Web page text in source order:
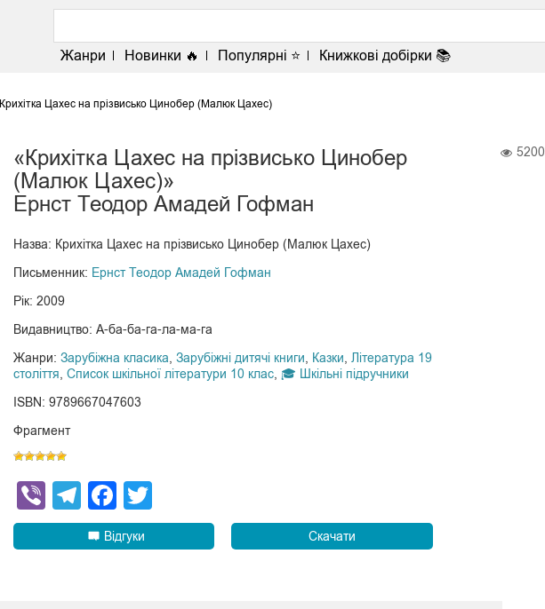
Жанри Новинки 🔥 Популярні ⭐ Книжкові добірки 📚
<
Крихітка Цахес на прізвисько Цинобер (Малюк Цахес)
«Крихітка Цахес на прізвисько Цинобер
(Малюк Цахес)»
Ернст Теодор Амадей Гофман
Назва: Крихітка Цахес на прізвисько Цинобер (Малюк Цахес)
Письменник: Ернст Теодор Амадей Гофман
Рік: 2009
Видавництво: А-ба-ба-га-ла-ма-га
Жанри: Зарубіжна класика Зарубіжні дитячі книги Казки
Література 19
століття Список шкільної літератури 10 клас, 🎓 Шкільні підручники
ISBN: 9789667047603
Фрагмент
ViberTelegram
Facebook
Відгуки Скачати
5200